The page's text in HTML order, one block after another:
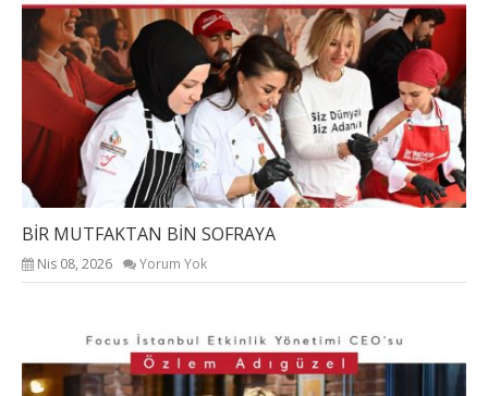
BİR MUTFAKTAN BİN SOFRAYA
Nis 08, 2026 Yorum Yok